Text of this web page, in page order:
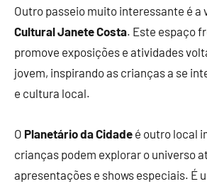
Outro passeio muito interessante é a
Cultural Janete Costa. Este espaço
promove exposições e atividades
jovem, inspirando as crianças a se
e cultura local.
O Planetário da Cidade é outro local
crianças podem explorar o universo
apresentações e shows especiais. É